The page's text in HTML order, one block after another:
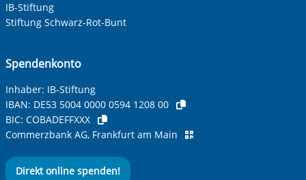
IB-Stiftung
Stiftung Schwarz-Rot-Bunt
Spendenkonto
Inhaber: IB-Stiftung
IBAN: DE53 5004 0000 0594 1208 00
BIC: COBADEFFXXX
Commerzbank AG, Frankfurt am Main
Direkt online spenden!